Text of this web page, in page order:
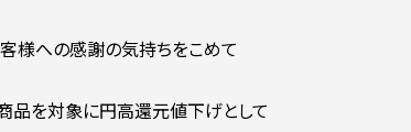
様への感謝の気持ちをこめて
品を対象に円高還元値下げとして